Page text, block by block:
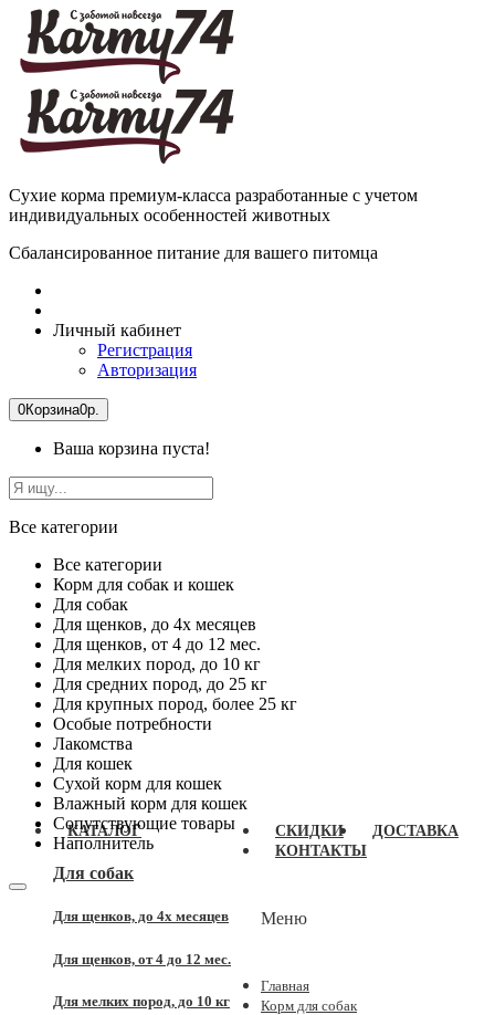
Сухие корма премиум-класса разработанные с учетом
индивидуальных особенностей животных
Сбалансированное питание для вашего питомца
Личный кабинет
Регистрация
Авторизация
0Корзина0р.
Ваша корзина пуста!
Все категории
Все категории
Корм для собак и кошек
Для собак
Для щенков, до 4x месяцев
Для щенков, от 4 до 12 мес.
Для мелких пород, до 10 кг
Для средних пород, до 25 кг
Для крупных пород, более 25 кг
Особые потребности
Лакомства
Для кошек
Сухой корм для кошек
Влажный корм для кошек
Сопутствующие товары
Наполнитель
КАТАЛОГ
Для собак
Для щенков, до 4x месяцев
Для щенков, от 4 до 12 мес.
Для мелких пород, до 10 кг
СКИДКИ
ДОСТАВКА
КОНТАКТЫ
Меню
Главная
Корм для собак